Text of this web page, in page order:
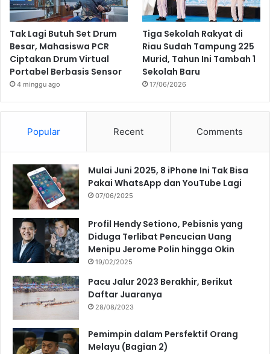
Tak Lagi Butuh Set Drum
Besar, Mahasiswa PCR
Ciptakan Drum Virtual
Portabel Berbasis Sensor
4 minggu ago
Tiga Sekolah Rakyat di
Riau Sudah Tampung 225
Murid, Tahun Ini Tambah 1
Sekolah Baru
17/06/2026
Popular Recent Comments
Mulai Juni 2025, 8 iPhone Ini Tak Bisa
Pakai WhatsApp dan YouTube Lagi
07/06/2025
Profil Hendy Setiono, Pebisnis yang
Diduga Terlibat Pencucian Uang
Menipu Jerome Polin hingga Okin
19/02/2025
Pacu Jalur 2023 Berakhir, Berikut
Daftar Juaranya
28/08/2023
Pemimpin dalam Persfektif Orang
Melayu (Bagian 2)